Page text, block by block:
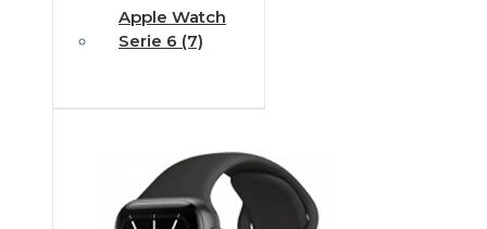
Apple Watch
Serie 6 (7)